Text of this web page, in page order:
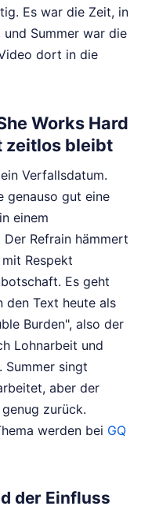
Es war die Zeit, in
Summer war die
dort in die
Works Hard
zeitlos bleibt
Verfallsdatum.
genauso gut eine
einem
Refrain hämmert
Respekt
Es geht
den Text heute als
Burden", also der
Lohnarbeit und
Summer singt
aber der
zurück.
werden bei GQ
der Einfluss